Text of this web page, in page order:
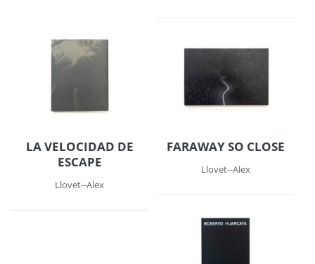
LA VELOCIDAD DE
ESCAPE
Llovet--Alex
FARAWAY SO CLOSE
Llovet--Alex